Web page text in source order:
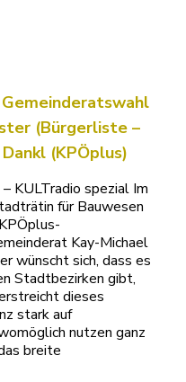
(Bürgerliste –
(KPÖplus)
KULTradio spezial Im
für Bauwesen
Kay-Michael
wünscht sich, dass es
Stadtbezirken gibt,
dieses
stark auf
nutzen ganz
breite